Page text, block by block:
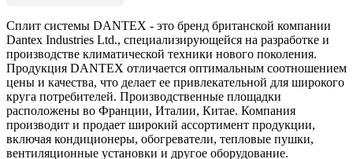
Сплит системы DANTEX - это бренд британской компании
Dantex Industries Ltd., специализирующейся на разработке и
производстве климатической техники нового поколения.
Продукция DANTEX отличается оптимальным соотношением
цены и качества, что делает ее привлекательной для широкого
круга потребителей. Производственные площадки
расположены во Франции, Италии, Китае. Компания
производит и продает широкий ассортимент продукции,
включая кондиционеры, обогреватели, тепловые пушки,
вентиляционные установки и другое оборудование.